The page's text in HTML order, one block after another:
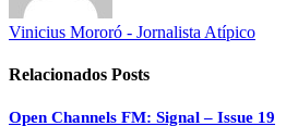
Vinicius Mororó - Jornalista Atípico
Relacionados Posts
Open Channels FM: Signal – Issue 19